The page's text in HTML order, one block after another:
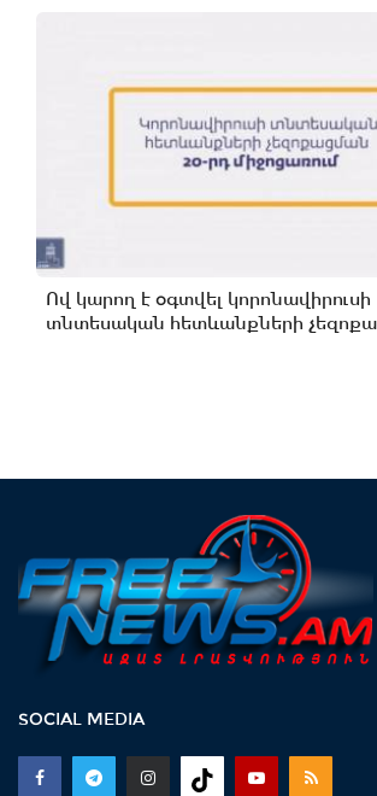
Ով կարող է օգտվել կորոնավիրուսի
տնտեսական հետևանքների
SOCIAL MEDIA